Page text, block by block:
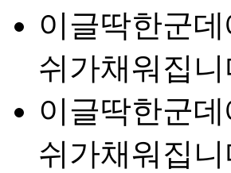
이글딱한군
쉬가채워집니
이글딱한군
쉬가채워집니